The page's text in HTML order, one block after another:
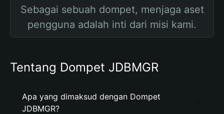
Sebagai sebuah dompet, menjaga aset
pengguna adalah inti dari misi kami.
Tentang Dompet JDBMGR
Apa yang dimaksud dengan Dompet
JDBMGR?